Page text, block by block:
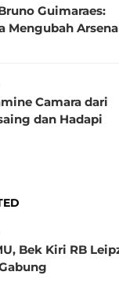
Guimaraes:
Mengubah
Camara dari
dan Hadapi
Bek Kiri RB